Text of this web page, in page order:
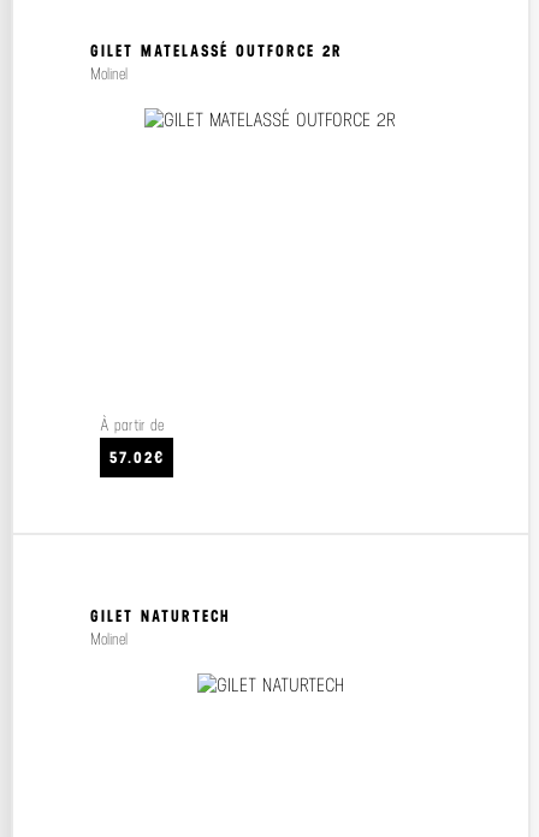
GILET MATELASSÉ OUTFORCE 2R
Molinel
À partir de
57.02€
GILET NATURTECH
Molinel